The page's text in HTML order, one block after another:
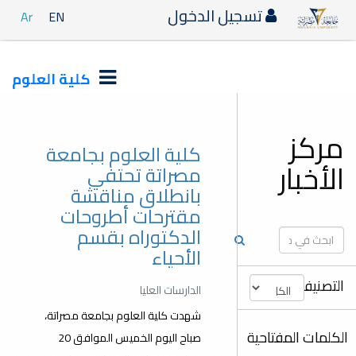
Ar EN
كلية العلوم بجامعة
مصراتة تحتفي
بانطلاق مناقشة
مقترحات أطروحات
الدكتوراه بقسم
الأحياء
الدارسات العليا
شهدت كلية العلوم بجامعة مصراتة،